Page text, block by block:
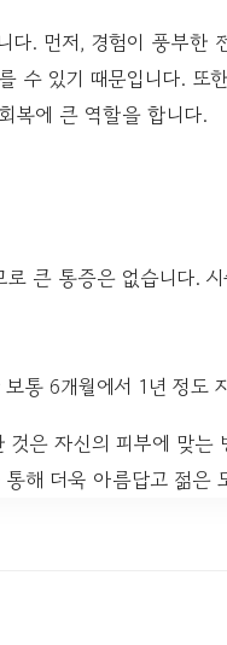
. 먼저, 경험이 풍부한
수 있기 때문입니다. 또
복에 큰 역할을 합니다.
큰 통증은 없습니다.
통 6개월에서 1년 정도
은 자신의 피부에 맞는
통해 더욱 아름답고 젊은